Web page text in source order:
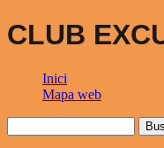
CLUB
Inici
Mapa web